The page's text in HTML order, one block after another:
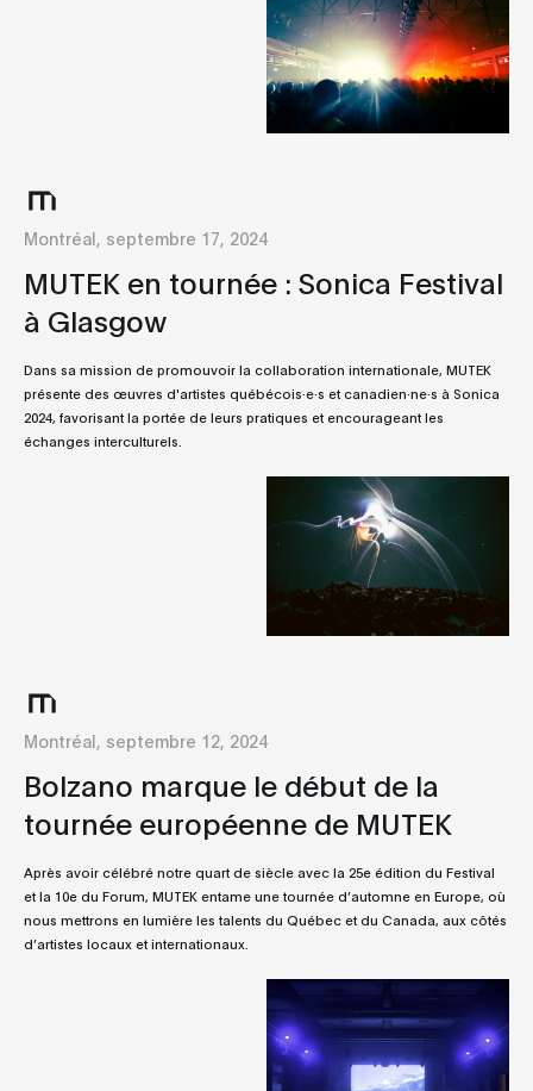
Montréal, septembre 17, 2024
MUTEK en tournée : Sonica Festival
à Glasgow
Dans sa mission de promouvoir la collaboration internationale, MUTEK
présente des œuvres d'artistes québécois·e·s et canadien·ne·s à Sonica
2024, favorisant la portée de leurs pratiques et encourageant les
échanges interculturels.
Montréal, septembre 12, 2024
Bolzano marque le début de la
tournée européenne de MUTEK
Après avoir célébré notre quart de siècle avec la 25e édition du Festival
et la 10e du Forum, MUTEK entame une tournée d’automne en Europe, où
nous mettrons en lumière les talents du Québec et du Canada, aux côtés
d’artistes locaux et internationaux.